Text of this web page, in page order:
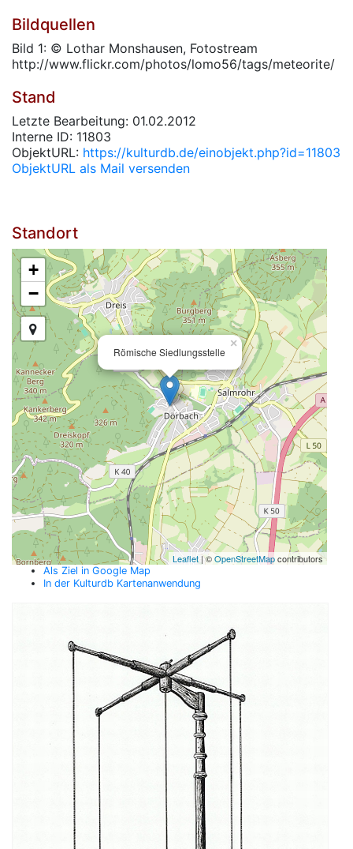
Bildquellen
Bild 1: © Lothar Monshausen, Fotostream
http://www.flickr.com/photos/lomo56/tags/meteorite/
Stand
Letzte Bearbeitung: 01.02.2012
Interne ID: 11803
ObjektURL: https://kulturdb.de/einobjekt.php?id=11803
ObjektURL als Mail versenden
Standort
Römische Siedlungsstelle
×
+
−
Leaflet| ©OpenStreetMapcontributors
Als Ziel in Google Map
In der Kulturdb Kartenanwendung